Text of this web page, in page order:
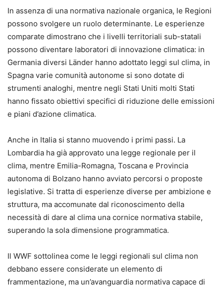
In assenza di una normativa nazionale organica, le Regioni
possono svolgere un ruolo determinante. Le esperienze
comparate dimostrano che i livelli territoriali sub-statali
possono diventare laboratori di innovazione climatica: in
Germania diversi Länder hanno adottato leggi sul clima, in
Spagna varie comunità autonome si sono dotate di
strumenti analoghi, mentre negli Stati Uniti molti Stati
hanno fissato obiettivi specifici di riduzione delle emissioni
e piani d’azione climatica.
Anche in Italia si stanno muovendo i primi passi. La
Lombardia ha già approvato una legge regionale per il
clima, mentre Emilia-Romagna, Toscana e Provincia
autonoma di Bolzano hanno avviato percorsi o proposte
legislative. Si tratta di esperienze diverse per ambizione e
struttura, ma accomunate dal riconoscimento della
necessità di dare al clima una cornice normativa stabile,
superando la sola dimensione programmatica.
Il WWF sottolinea come le leggi regionali sul clima non
debbano essere considerate un elemento di
frammentazione, ma un’avanguardia normativa capace di